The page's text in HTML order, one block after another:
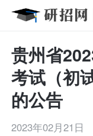
贵州省
考试（初
的公告
2023年02月21日